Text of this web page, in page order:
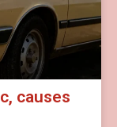
causes